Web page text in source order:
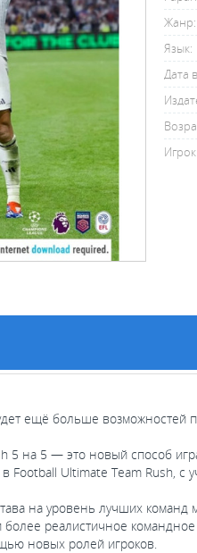
Жанр:
Язык:
Дата
ещё больше возможностей
5 на 5 — это новый способ
Football Ultimate Team Rush,
на уровень лучших
более реалистичное
новых ролей игроков.